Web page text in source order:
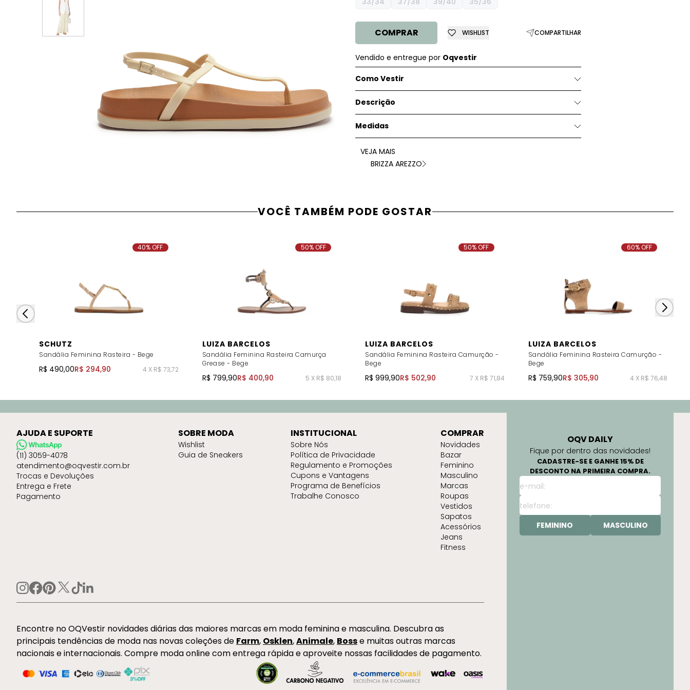
COMPRAR WISHLIST COMPARTILHAR
Vendido e entregue por Oqvestir
Como Vestir
Descrição
Medidas
VEJA MAIS
BRIZZA AREZZO
VOCÊ TAMBÉM PODE GOSTAR
SCHUTZ
Sandália Feminina Rasteira - Bege
R$ 490,00R$ 294,90 4 X R$ 73,72
40% OFF
LUIZA BARCELOS
Sandália Feminina Rasteira Camurça
Grease - Bege
R$ 799,90R$ 400,90 5 X R$ 80,18
50% OFF
LUIZA BARCELOS
Sandália Feminina Rasteira Camurção -
Bege
R$ 999,90R$ 502,90 7 X R$ 71,84
50% OFF
LUIZA BARCELOS
Sandália Feminina Rasteira Camurção -
Bege
R$ 759,90R$ 305,90 4 X R$ 76,48
60% OFF
OQV DAILY
Fique por dentro das novidades!
CADASTRE-SE E GANHE 15% DE
DESCONTO NA PRIMEIRA COMPRA.
FEMININO MASCULINO
AJUDA E SUPORTE
(11) 3059-4078
atendimento@oqvestir.com.br
Trocas e Devoluções
Entrega e Frete
Pagamento
SOBRE MODA
Wishlist
Guia de Sneakers
INSTITUCIONAL
Sobre Nós
Política de Privacidade
Regulamento e Promoções
Cupons e Vantagens
Programa de Benefícios
Trabalhe Conosco
COMPRAR
Novidades
Bazar
Feminino
Masculino
Marcas
Roupas
Vestidos
Sapatos
Acessórios
Jeans
Fitness
Encontre no OQVestir novidades diárias das maiores marcas em moda feminina e masculina. Descubra as
principais tendências de moda nas novas coleções de Farm, Osklen,Animale, Bosse muitas outras marcas
nacionais e internacionais. Compre moda online com entrega rápida e aproveite nossas facilidades de pagamento.